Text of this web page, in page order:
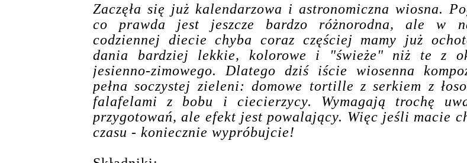
Zaczęła się już kalendarzowa i astronomiczna wiosna.
co prawda jest jeszcze bardzo różnorodna, ale w
codziennej diecie chyba coraz częściej mamy już
dania bardziej lekkie, kolorowe i "świeże" niż te z
jesienno-zimowego. Dlatego dziś iście wiosenna
pełna soczystej zieleni: domowe tortille z serkiem z
falafelami z bobu i ciecierzycy. Wymagają trochę
przygotowań, ale efekt jest powalający. Więc jeśli macie
czasu - koniecznie wypróbujcie!